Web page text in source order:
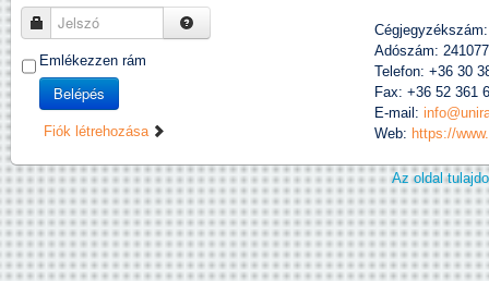
Jelszó
Emlékezzen rám
Belépés
Fiók létrehozása
Adószám:
Telefon: +36 30
Fax: +36 52 361
E-mail:
Web: https://
Az oldal